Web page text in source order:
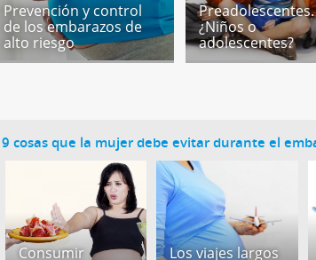
Prevención y control
de los embarazos de
alto riesgo
Preadolescentes.
¿Niños o
adolescentes?
9 cosas que la mujer debe evitar durante el
Consumir
Los viajes largos